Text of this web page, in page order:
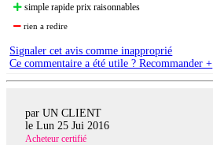
simple rapide prix raisonnables
rien a redire
Signaler cet avis comme inapproprié
Ce commentaire a été utile ? Recommander +
par UN CLIENT
le Lun 25 Jui 2016
Acheteur certifié